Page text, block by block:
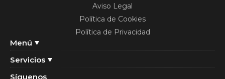
Menú
Servicios
Aviso Legal
Política de Cookies
Política de Privacidad
Síguenos